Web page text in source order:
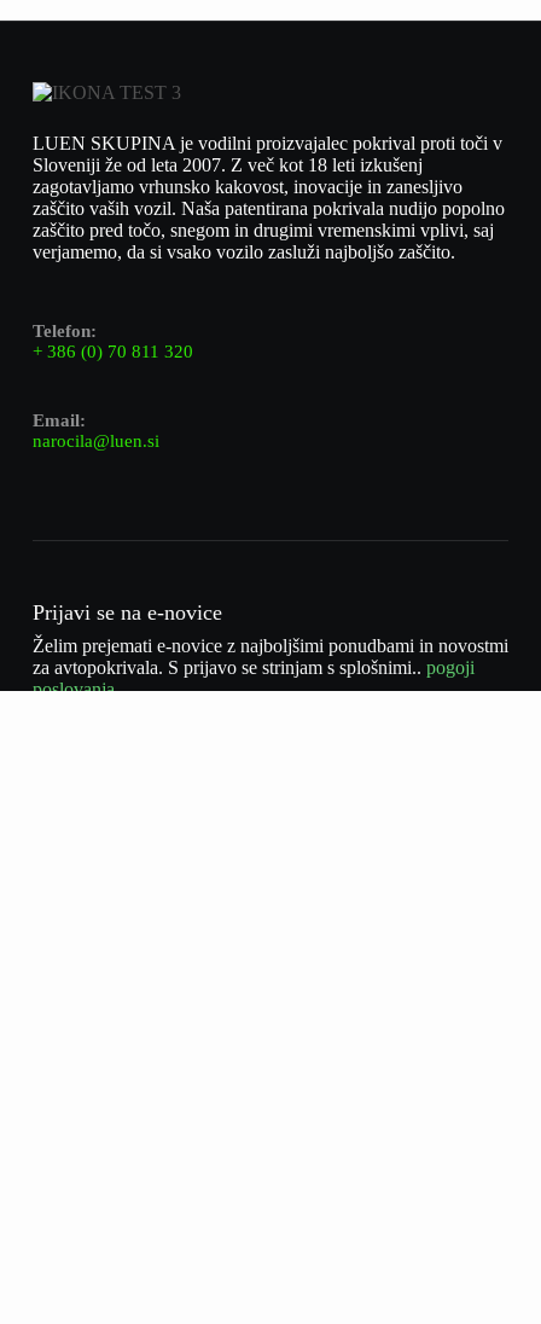
LUEN SKUPINA je vodilni proizvajalec pokrival proti toči v
Sloveniji že od leta 2007. Z več kot 18 leti izkušenj
zagotavljamo vrhunsko kakovost, inovacije in zanesljivo
zaščito vaših vozil. Naša patentirana pokrivala nudijo popolno
zaščito pred točo, snegom in drugimi vremenskimi vplivi, saj
verjamemo, da si vsako vozilo zasluži najboljšo zaščito.
Telefon:
+ 386 (0) 70 811 320
Email:
narocila@luen.si
Prijavi se na e-novice
Želim prejemati e-novice z najboljšimi ponudbami in novostmi
za avtopokrivala. S prijavo se strinjam s splošnimi.. pogoji
poslovanja.